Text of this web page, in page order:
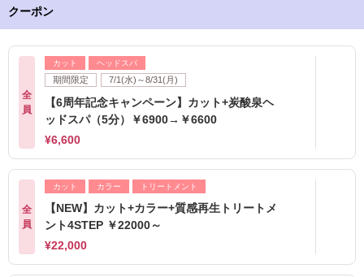
クーポン
全
員
カット ヘッドスパ
期間限定 7/1(水)～8/31(月)
【6周年記念キャンペーン】カット+炭酸泉ヘ
ッドスパ（5分）￥6900→￥6600
¥6,600
全
員
カット カラー トリートメント
【NEW】カット+カラー+質感再生トリートメ
ント4STEP ￥22000～
¥22,000